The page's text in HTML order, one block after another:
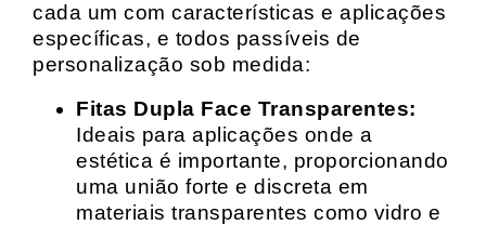
cada um com características e aplicações
específicas, e todos passíveis de
personalização sob medida:
Fitas Dupla Face Transparentes:
Ideais para aplicações onde a
estética é importante, proporcionando
uma união forte e discreta em
materiais transparentes como vidro e